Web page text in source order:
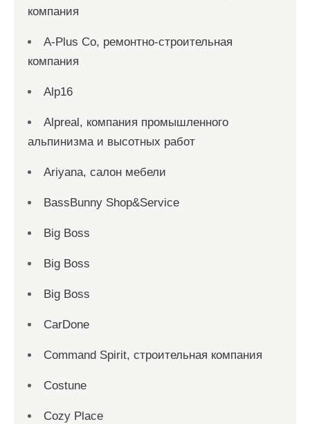
компания
A-Plus Co, ремонтно-строительная
компания
Alp16
Alpreal, компания промышленного
альпинизма и высотных работ
Ariyana, салон мебели
BassBunny Shop&Service
Big Boss
Big Boss
Big Boss
CarDone
Command Spirit, строительная компания
Costune
Cozy Place